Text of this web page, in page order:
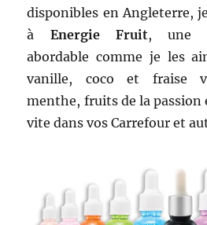
disponibles en Angleterre,
à Energie Fruit, une
abordable comme je les
vanille, coco et fraise
menthe, fruits de la passion
vite dans vos Carrefour et